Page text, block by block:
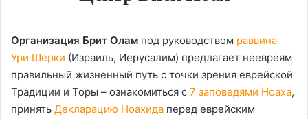
Организация Брит Олам под руководством раввина
Ури Шерки (Израиль, Иерусалим) предлагает неевреям
правильный жизненный путь с точки зрения еврейской
Традиции и Торы – ознакомиться с 7 заповедями Ноаха,
принять Декларацию Ноахида перед еврейским